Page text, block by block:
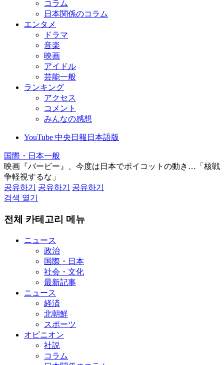
コラム
日本関係のコラム
エンタメ
ドラマ
音楽
映画
アイドル
芸能一般
ランキング
アクセス
コメント
みんなの感想
YouTube 中央日報日本語版
国際・日本一般
映画『バービー』、今度は日本でボイコットの動き…「核戦
争軽視するな」
공유하기
공유하기
공유하기
검색 열기
전체 카테고리 메뉴
ニュース
政治
国際・日本
社会・文化
最新記事
ニュース
経済
北朝鮮
スポーツ
オピニオン
社説
コラム